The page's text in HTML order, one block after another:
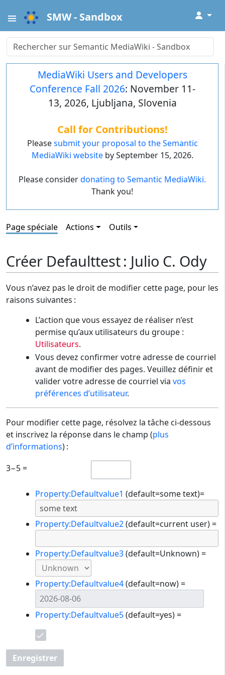
SMW - Sandbox ↓
MediaWiki Users and Developers
Conference Fall 2026: November 11-
13, 2026, Ljubljana, Slovenia
Call for Contributions!
Pleasesubmit your proposal to the Semantic
MediaWiki websiteby September 15, 2026.
Please considerdonating to Semantic MediaWiki.
Thank you!
Page spéciale Actions Outils
Créer Defaulttest : Julio C. Ody
Vous n’avez pas le droit de modifier cette page, pour les
raisons suivantes :
L’action que vous essayez de réaliser n’est
permise qu’aux utilisateurs du groupe :
Utilisateurs.
Vous devez confirmer votre adresse de courriel
avant de modifier des pages. Veuillez définir et
valider votre adresse de courriel via vos
préférences d’utilisateur.
Pour modifier cette page, résolvez la tâche ci-dessous
et inscrivez la réponse dans le champ (plus
d’informations) :
3−5 =
Property:Defaultvalue1 (default=some text)=
Property:Defaultvalue2(default=current user) =
Property:Defaultvalue3(default=Unknown) =
Property:Defaultvalue4(default=now) =
Property:Defaultvalue5(default=yes) =
Enregistrer